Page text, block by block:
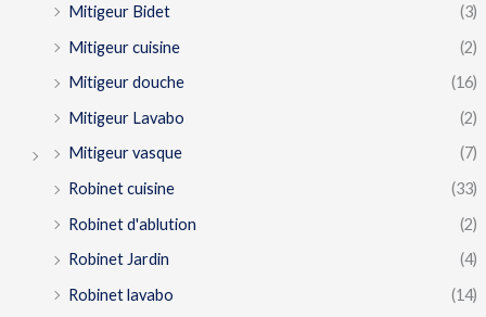
Mitigeur Bidet
(3)
Mitigeur cuisine
(2)
Mitigeur douche
(16)
Mitigeur Lavabo
(2)
Mitigeur vasque
(7)
Robinet cuisine
(33)
Robinet d'ablution
(2)
Robinet Jardin
(4)
Robinet lavabo
(14)